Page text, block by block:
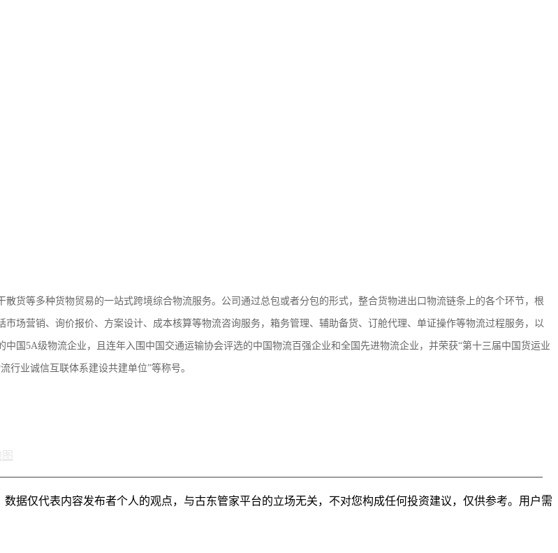
货等多种货物贸易的一站式跨境综合物流服务。公司通过总包或者分包的形式，整合货物进出口物流链条上的各个环节，根
场营销、询价报价、方案设计、成本核算等物流咨询服务，箱务管理、辅助备货、订舱代理、单证操作等物流过程服务，以
国5A级物流企业，且连年入围中国交通运输协会评选的中国物流百强企业和全国先进物流企业，并荣获“第十三届中国货运业
行业诚信互联体系建设共建单位”等称号。
据仅代表内容发布者个人的观点，与古东管家平台的立场无关，不对您构成任何投资建议，仅供参考。用户需